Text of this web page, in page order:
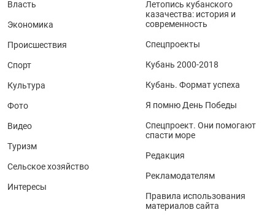
Власть
Экономика
Происшествия
Спорт
Культура
Фото
Видео
Туризм
Сельское хозяйство
Интересы
Летопись кубанского
казачества: история и
современность
Спецпроекты
Кубань 2000-2018
Кубань. Формат успеха
Я помню День Победы
Спецпроект. Они помогают
спасти море
Редакция
Рекламодателям
Правила использования
материалов сайта